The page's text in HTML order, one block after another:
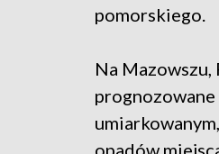
pomorskiego.
Na
prognozowane